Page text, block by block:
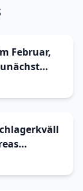
Februar,